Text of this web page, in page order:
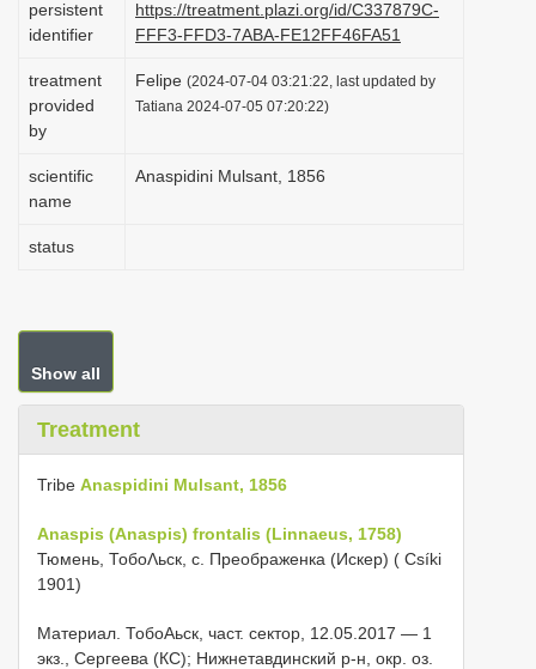
i
n
persistent
identifier
https://treatment.plazi.org/id/C337879C-
FFF3-FFD3-7ABA-FE12FF46FA51
treatment
provided
by
Felipe (2024-07-04 03:21:22, last updated by
Tatiana 2024-07-05 07:20:22)
scientific
name
Anaspidini Mulsant, 1856
status
Show all
Treatment
Tribe Anaspidini Mulsant, 1856
Anaspis (Anaspis) frontalis (Linnaeus, 1758)
Тюмень, ТобоΛьск, с. Преображенка (Искер) ( Csíki
1901)
Материал. ТобоΑьск, част. сектор, 12.05.2017 — 1
экз., Сергеева (КС); Нижнетавдинский р-н, окр. оз.